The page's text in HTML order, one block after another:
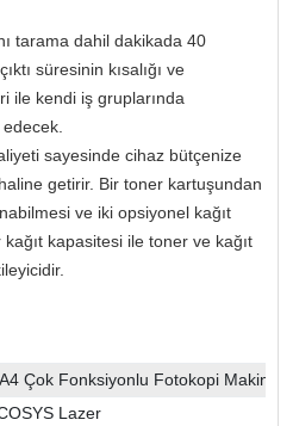
tarama dahil dakikada 40
süresinin kısalığı ve
ile kendi iş gruplarında
edecek.
sayesinde cihaz bütçenize
getirir. Bir toner kartuşundan
ve iki opsiyonel kağıt
kapasitesi ile toner ve kağıt
Çok Fonksiyonlu Fotokopi Makinesi
Lazer